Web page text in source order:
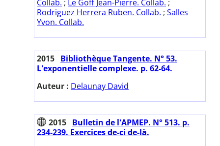
Collab. ; Le Goff Jean-Pierre. Collab. ;
Rodriguez Herrera Ruben. Collab. ; Salles
Yvon. Collab.
2015 Bibliothèque Tangente. N° 53.
L'exponentielle complexe. p. 62-64.
Auteur : Delaunay David
2015 Bulletin de l'APMEP. N° 513. p.
234-239. Exercices de-ci de-là.